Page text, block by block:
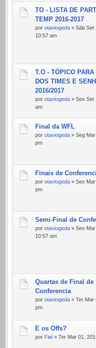
TO - LISTA DE
TEMP 2016-2017
por otaviogeda » Sáb Set
10:57 am
T.O - TÓPICO
DOS TIMES E
2016/2017
por otaviogeda » Sex Set
am
Final da WFL
por otaviogeda » Seg
pm
Finais de
por otaviogeda » Sex
pm
Semi-Final de
por otaviogeda » Sex
10:57 am
Quartas de Final de
Conferencia
por otaviogeda » Ter Mar
pm
E os Offs?
por Fiel » Ter Mar 01,